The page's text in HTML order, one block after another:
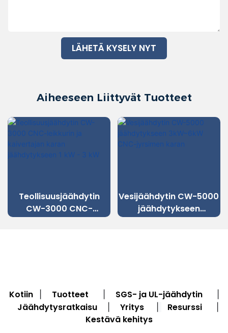
LÄHETÄ KYSELY NYT
Aiheeseen Liittyvät Tuotteet
Teollisuusjäähdytin
CW-3000 CNC-
leikkurin ja kaivertajan
Vesijäähdytin CW-5000
jäähdytykseen
3kW~6kW CNC-
Kotiin Tuotteet SGS- ja UL-jäähdytin
Jäähdytysratkaisu Yritys Resurssi
Kestävä kehitys